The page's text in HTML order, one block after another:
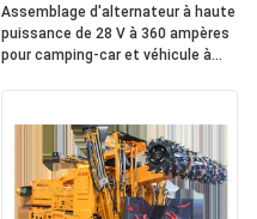
Assemblage d'alternateur à haute
puissance de 28 V à 360 ampères
pour camping-car et véhicule à